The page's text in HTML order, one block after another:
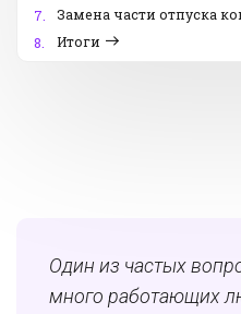
7.
Замена части отпуска
8.
Итоги
Один из частых
много работающих